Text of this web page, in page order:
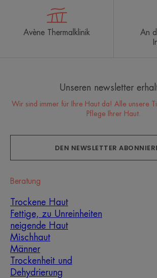
Avène Thermalklinik
An
Unseren newsletter
Wir sind immer für Ihre Haut da! Alle unsere
Pflege Ihrer Haut.
DEN NEWSLETTER
Beratung
Trockene Haut
Fettige, zu Unreinheiten
neigende Haut
Mischhaut
Männer
Trockenheit und
Dehydrierung